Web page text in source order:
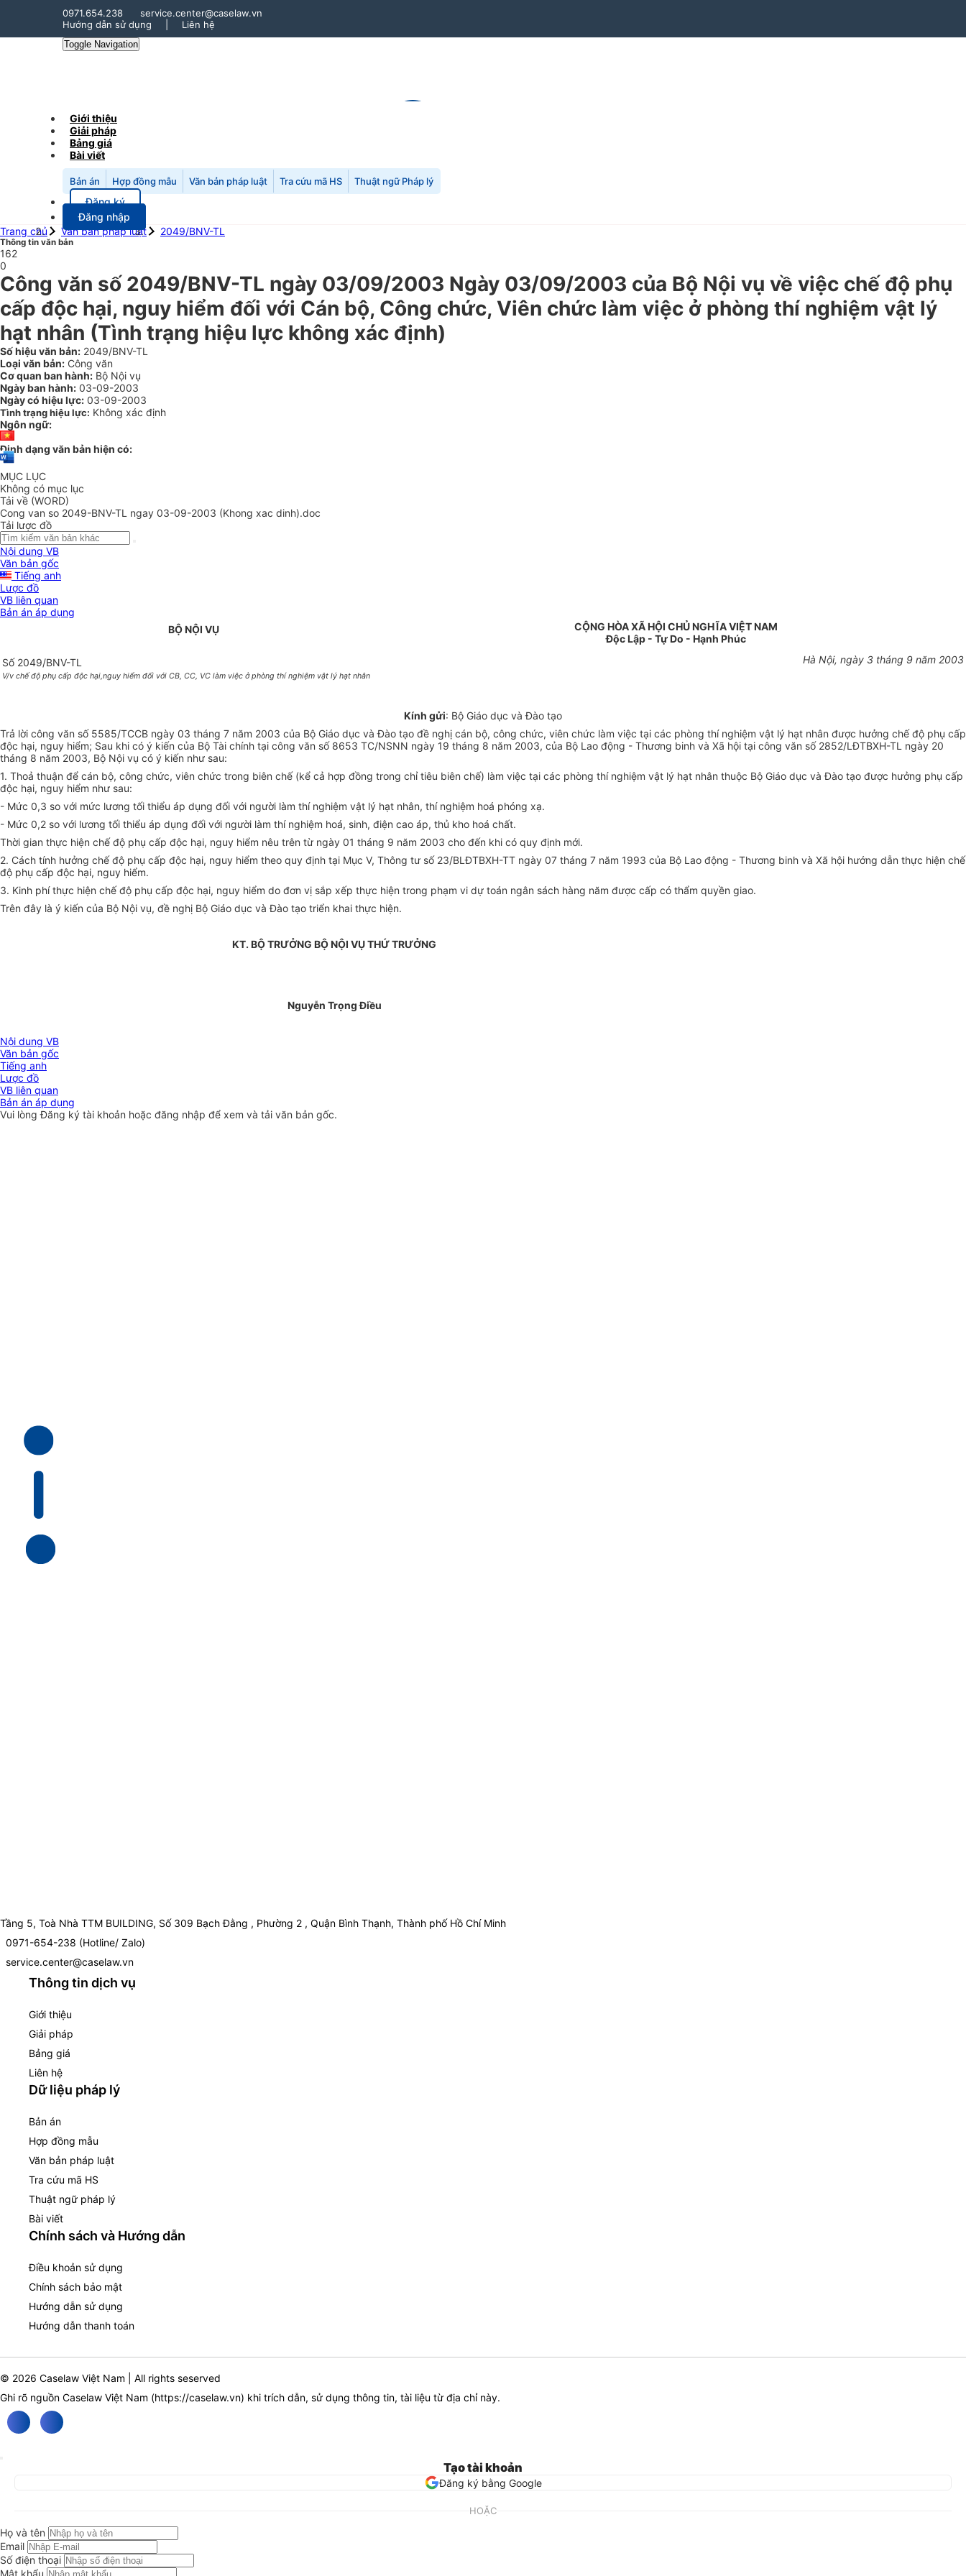
0971.654.238
service.center@caselaw.vn
Hướng dẫn sử dụng
Liên hệ
Toggle Navigation
Giới thiệu
Giải pháp
Bảng giá
Bài viết
Bản án Hợp đồng mẫu Văn bản pháp luật Tra cứu mã HS Thuật ngữ Pháp lý
Đăng ký
Đăng nhập
Trang chủ
Văn bản pháp luật 2049/BNV-TL
Thông tin văn bản
162
0
Công văn số 2049/BNV-TL ngày 03/09/2003 Ngày 03/09/2003 của Bộ Nội vụ về việc chế độ phụ
cấp độc hại, nguy hiểm đối với Cán bộ, Công chức, Viên chức làm việc ở phòng thí nghiệm vật lý
hạt nhân (Tình trạng hiệu lực không xác định)
Số hiệu văn bản: 2049/BNV-TL
Loại văn bản: Công văn
Cơ quan ban hành: Bộ Nội vụ
Ngày ban hành: 03-09-2003
Ngày có hiệu lực: 03-09-2003
Tình trạng hiệu lực: Không xác định
Ngôn ngữ:
Định dạng văn bản hiện có:
MỤC LỤC
Không có mục lục
Tải về (WORD)
Cong van so 2049-BNV-TL ngay 03-09-2003 (Khong xac dinh).doc
Tải lược đồ
Nội dung VB
Văn bản gốc
Tiếng anh
Lược đồ
VB liên quan
Bản án áp dụng
BỘ NỘI VỤ
CỘNG HÒA XÃ HỘI CHỦ NGHĨA VIỆT NAM
Độc Lập - Tự Do - Hạnh Phúc
Số 2049/BNV-TL
V/v chế độ phụ cấp độc hại,nguy hiểm đối với CB, CC, VC làm việc ở phòng thí nghiệm vật lý hạt nhân
Hà Nội, ngày 3 tháng 9 năm 2003
Kính gửi: Bộ Giáo dục và Đào tạo
Trả lời công văn số 5585/TCCB ngày 03 tháng 7 năm 2003 của Bộ Giáo dục và Đào tạo đề nghị cán bộ, công chức, viên chức làm việc tại các phòng thí nghiệm vật lý hạt nhân được hưởng chế độ phụ cấp
độc hại, nguy hiểm; Sau khi có ý kiến của Bộ Tài chính tại công văn số 8653 TC/NSNN ngày 19 tháng 8 năm 2003, của Bộ Lao động - Thương binh và Xã hội tại công văn số 2852/LĐTBXH-TL ngày 20
tháng 8 năm 2003, Bộ Nội vụ có ý kiến như sau:
1. Thoả thuận để cán bộ, công chức, viên chức trong biên chế (kể cả hợp đồng trong chỉ tiêu biên chế) làm việc tại các phòng thí nghiệm vật lý hạt nhân thuộc Bộ Giáo dục và Đào tạo được hưởng phụ cấp
độc hại, nguy hiểm như sau:
- Mức 0,3 so với mức lương tối thiểu áp dụng đối với người làm thí nghiệm vật lý hạt nhân, thí nghiệm hoá phóng xạ.
- Mức 0,2 so với lương tối thiểu áp dụng đối với người làm thí nghiệm hoá, sinh, điện cao áp, thủ kho hoá chất.
Thời gian thực hiện chế độ phụ cấp độc hại, nguy hiểm nêu trên từ ngày 01 tháng 9 năm 2003 cho đến khi có quy định mới.
2. Cách tính hưởng chế độ phụ cấp độc hại, nguy hiểm theo quy định tại Mục V, Thông tư số 23/BLĐTBXH-TT ngày 07 tháng 7 năm 1993 của Bộ Lao động - Thương binh và Xã hội hướng dẫn thực hiện chế
độ phụ cấp độc hại, nguy hiểm.
3. Kinh phí thực hiện chế độ phụ cấp độc hại, nguy hiểm do đơn vị sắp xếp thực hiện trong phạm vi dự toán ngân sách hàng năm được cấp có thẩm quyền giao.
Trên đây là ý kiến của Bộ Nội vụ, đề nghị Bộ Giáo dục và Đào tạo triển khai thực hiện.
KT. BỘ TRƯỞNG BỘ NỘI VỤ THỨ TRƯỞNG
Nguyễn Trọng Điều
Nội dung VB
Văn bản gốc
Tiếng anh
Lược đồ
VB liên quan
Bản án áp dụng
Vui lòngĐăng ký tài khoản hoặc đăng nhập để xem và tải văn bản gốc.
Tầng 5, Toà Nhà TTM BUILDING, Số 309 Bạch Đằng , Phường 2 , Quận Bình Thạnh, Thành phố Hồ Chí Minh
0971-654-238 (Hotline/ Zalo)
service.center@caselaw.vn
Thông tin dịch vụ
Giới thiệu
Giải pháp
Bảng giá
Liên hệ
Dữ liệu pháp lý
Bản án
Hợp đồng mẫu
Văn bản pháp luật
Tra cứu mã HS
Thuật ngữ pháp lý
Bài viết
Chính sách và Hướng dẫn
Điều khoản sử dụng
Chính sách bảo mật
Hướng dẫn sử dụng
Hướng dẫn thanh toán
© 2026 Caselaw Việt Nam | All rights seserved
Ghi rõ nguồn Caselaw Việt Nam (https://caselaw.vn) khi trích dẫn, sử dụng thông tin, tài liệu từ địa chỉ này.
Tạo tài khoản
Đăng ký bằng Google
HOẶC
Họ và tên
Email
Số điện thoại
Mật khẩu